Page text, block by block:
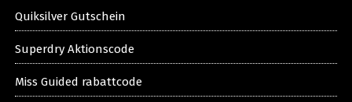
Quiksilver Gutschein
Superdry Aktionscode
Miss Guided rabattcode